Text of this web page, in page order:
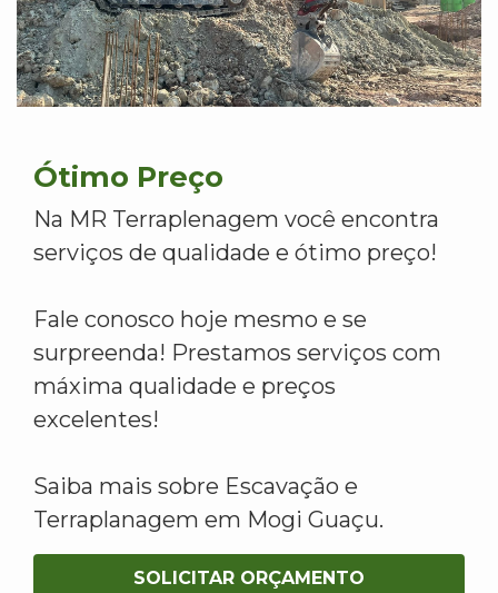
Ótimo Preço
Na MR Terraplenagem você encontra
serviços de qualidade e ótimo preço!
Fale conosco hoje mesmo e se
surpreenda! Prestamos serviços com
máxima qualidade e preços
excelentes!
Saiba mais sobre Escavação e
Terraplanagem em Mogi Guaçu.
SOLICITAR ORÇAMENTO